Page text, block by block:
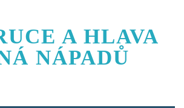
A HLAVA
NÁPADŮ